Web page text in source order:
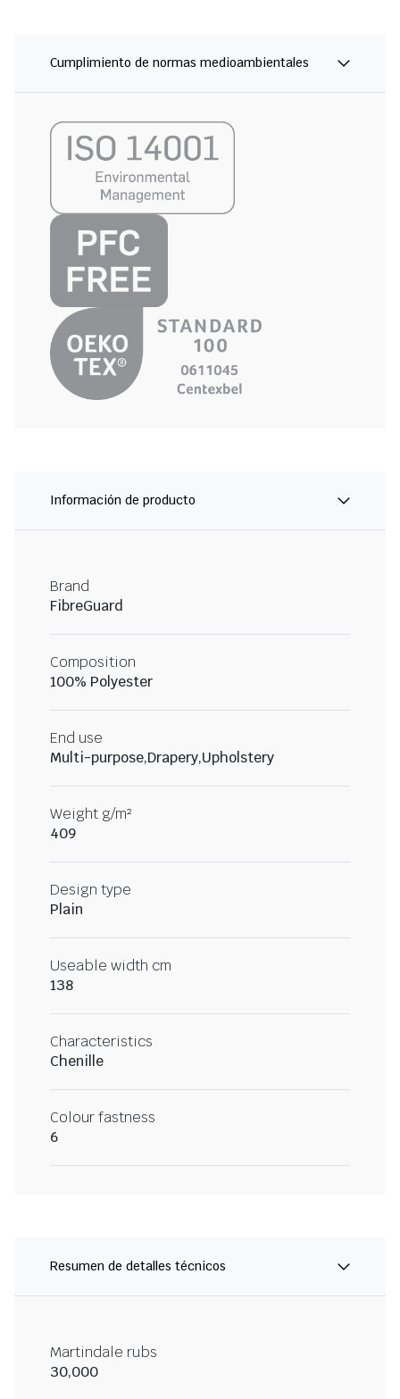
Cumplimiento de normas medioambientales
Información de producto
Brand
FibreGuard
Composition
100% Polyester
End use
Multi-purpose,Drapery,Upholstery
Weight g/m²
409
Design type
Plain
Useable width cm
138
Characteristics
Chenille
Colour fastness
6
Resumen de detalles técnicos
Martindale rubs
30,000